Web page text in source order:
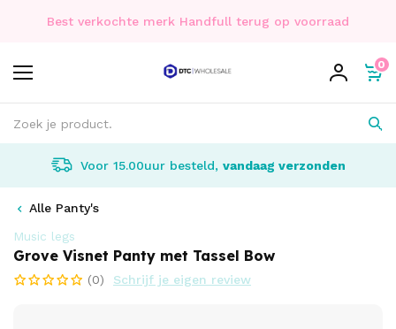
Best verkochte merk Handfull terug op voorraad
0
Voor 15.00uur besteld, vandaag verzonden
Alle Panty's
Music legs
Grove Visnet Panty met Tassel Bow
(0) Schrijf je eigen review